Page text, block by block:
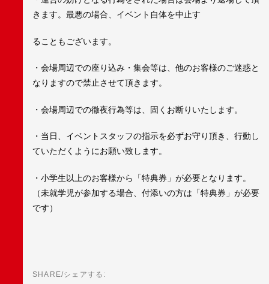
きます。最悪の場合、イベント自体を中止す
ることもございます。
・会場周辺での座り込み・集会等は、他のお客様のご迷惑と
なりますので禁止させて頂きます。
・会場周辺での徹夜行為等は、固くお断りいたします。
・当日、イベントスタッフの指示を必ずお守り頂き、行動し
ていただくようにお願い致します。
・小学生以上のお客様から「特典券」が必要となります。
（未就学児が参加する場合、付添いの方は「特典券」が必要
です）
SHARE/シェアする: